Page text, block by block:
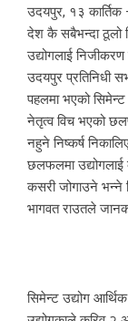
उदयपुर, १३ कार्तिक
देश कै सबैभन्दा ठूलो
उद्योगलाई
उदयपुर प्रतिनिधी
पहलमा भएको
नेतृत्व विच भएको
नहुने निष्कर्ष
छलफलमा उद्योगलाई
कसरी जोगाउने भन्ने
भागवत राउतले
सिमेन्ट उद्योग